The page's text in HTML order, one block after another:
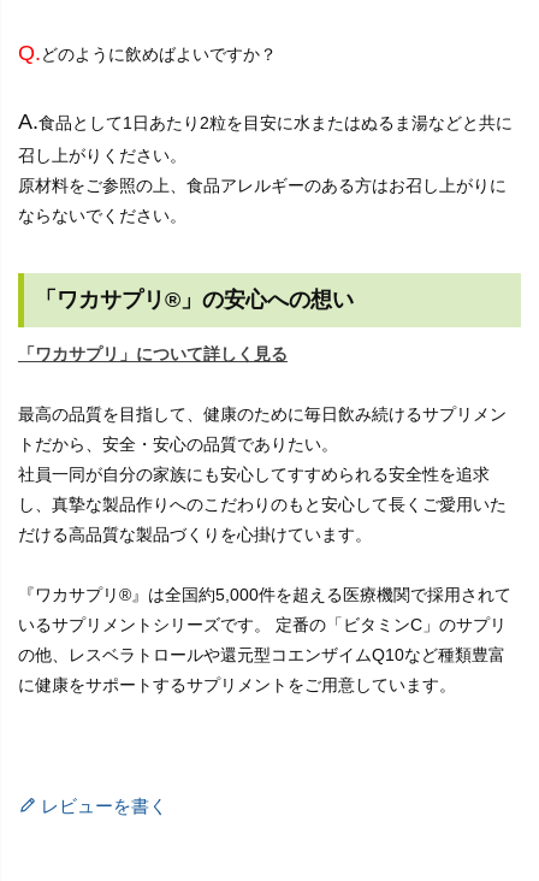
Q.どのように飲めばよいですか？
A.食品として1日あたり2粒を目安に水またはぬるま湯などと共に
召し上がりください。
原材料をご参照の上、食品アレルギーのある方はお召し上がりに
ならないでください。
「ワカサプリ®」の安心への想い
「ワカサプリ」について詳しく見る
最高の品質を目指して、健康のために毎日飲み続けるサプリメン
トだから、安全・安心の品質でありたい。
社員一同が自分の家族にも安心してすすめられる安全性を追求
し、真摯な製品作りへのこだわりのもと安心して長くご愛用いた
だける高品質な製品づくりを心掛けています。
『ワカサプリ®』は全国約5,000件を超える医療機関で採用されて
いるサプリメントシリーズです。 定番の「ビタミンC」のサプリ
の他、レスベラトロールや還元型コエンザイムQ10など種類豊富
に健康をサポートするサプリメントをご用意しています。
レビューを書く